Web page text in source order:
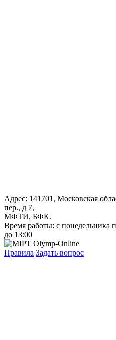
Адрес: 141701, Московская
пер., д 7,
МФТИ, БФК.
Время работы: с понедельника
до 13:00
Правила Задать вопрос